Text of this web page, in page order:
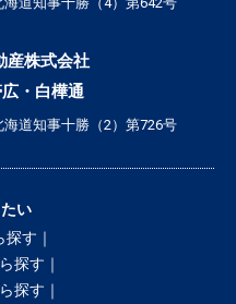
産株式会社
・白樺通
道知事十勝（2）第726号
い
探す｜
探す｜
探す｜